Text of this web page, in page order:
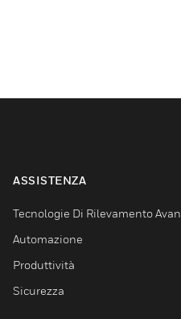
ASSISTENZA
Tecnologie Di Rilevamento
Automazione
Produttività
Sicurezza